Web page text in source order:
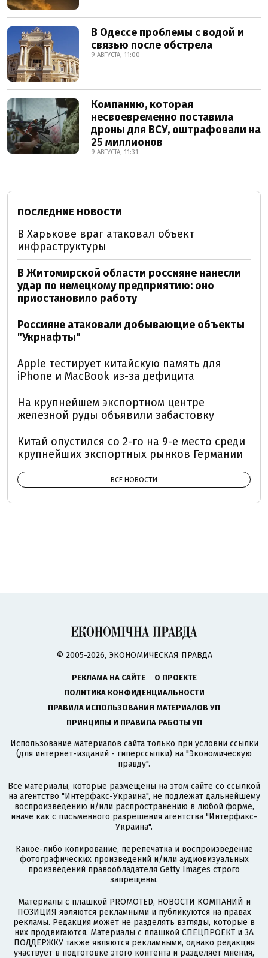
В Одессе проблемы с водой и
связью после обстрела
9 АВГУСТА, 11:00
Компанию, которая
несвоевременно поставила
дроны для ВСУ, оштрафовали на
25 миллионов
9 АВГУСТА, 11:31
ПОСЛЕДНИЕ НОВОСТИ
В Харькове враг атаковал объект
инфраструктуры
В Житомирской области россияне нанесли
удар по немецкому предприятию: оно
приостановило работу
Россияне атаковали добывающие объекты
"Укрнафты"
Apple тестирует китайскую память для
iPhone и MacBook из-за дефицита
На крупнейшем экспортном центре
железной руды объявили забастовку
Китай опустился со 2-го на 9-е место среди
крупнейших экспортных рынков Германии
ВСЕ НОВОСТИ
© 2005-2026, ЭКОНОМИЧЕСКАЯ ПРАВДА
РЕКЛАМА НА САЙТЕ
О ПРОЕКТЕ
ПОЛИТИКА КОНФИДЕНЦИАЛЬНОСТИ
ПРАВИЛА ИСПОЛЬЗОВАНИЯ МАТЕРИАЛОВ УП
ПРИНЦИПЫ И ПРАВИЛА РАБОТЫ УП
Использование материалов сайта только при условии ссылки
(для интернет-изданий - гиперссылки) на "Экономическую
правду".
Все материалы, которые размещены на этом сайте со ссылкой
на агентство "Интерфакс-Украина", не подлежат дальнейшему
воспроизведению и/или распространению в любой форме,
иначе как с письменного разрешения агентства "Интерфакс-
Украина".
Какое-либо копирование, перепечатка и воспроизведение
фотографических произведений и/или аудиовизуальных
произведений правообладателя Getty Images строго
запрещены.
Материалы с плашкой PROMOTED, НОВОСТИ КОМПАНИЙ и
ПОЗИЦИЯ являются рекламными и публикуются на правах
рекламы. Редакция может не разделять взгляды, которые в
них продвигаются. Материалы с плашкой СПЕЦПРОЕКТ и ЗА
ПОДДЕРЖКУ также являются рекламными, однако редакция
участвует в подготовке этого контента и разделяет мнения,